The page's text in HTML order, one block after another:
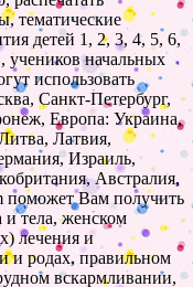
тематические
детей 1, 2, 3, 4, 5, 6,
учеников начальных
использовать
Санкт-Петербург,
Европа: Украина,
Латвия,
Израиль,
Австралия,
поможет Вам получить
тела, женском
лечения и
и родах, правильном
вскармливании,